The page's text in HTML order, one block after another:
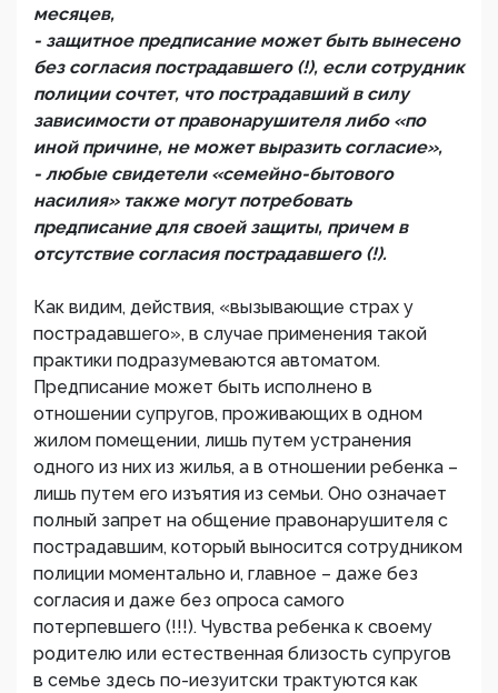
месяцев,
- защитное предписание может быть вынесено
без согласия пострадавшего (!), если сотрудник
полиции сочтет, что пострадавший в силу
зависимости от правонарушителя либо «по
иной причине, не может выразить согласие»,
- любые свидетели «семейно-бытового
насилия» также могут потребовать
предписание для своей защиты, причем в
отсутствие согласия пострадавшего (!).
Как видим, действия, «вызывающие страх у
пострадавшего», в случае применения такой
практики подразумеваются автоматом.
Предписание может быть исполнено в
отношении супругов, проживающих в одном
жилом помещении, лишь путем устранения
одного из них из жилья, а в отношении ребенка –
лишь путем его изъятия из семьи. Оно означает
полный запрет на общение правонарушителя с
пострадавшим, который выносится сотрудником
полиции моментально и, главное – даже без
согласия и даже без опроса самого
потерпевшего (!!!). Чувства ребенка к своему
родителю или естественная близость супругов
в семье здесь по-иезуитски трактуются как